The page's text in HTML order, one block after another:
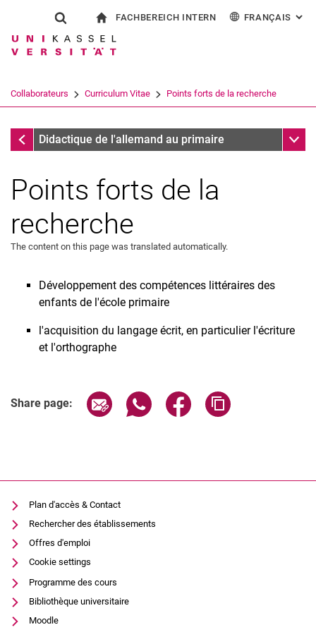
Jump directly to: content
Jump directly to: search
Jump directly to: main
Show search form
Search term
Search (opens an external link in a
FACHBEREICH INTERN FRANÇAIS :
Collaborateurs Curriculum Vitae Points forts de la recherche
Curriculum Vitae
Didactique de l'allemand au primaire Sub
Dr. Christine Ansari
Lukas Janzon
Annika Krug
Astrid Marx-van-Haaren
Points forts de la
recherche
The content on this page was translated automatically.
Développement des compétences littéraires des
enfants de l'école primaire
l'acquisition du langage écrit, en particulier l'écriture
et l'orthographe
Share page: Share page via email
Share page via WhatsApp
Share page via
Plan d'accès & Contact
Rechercher des établissements
Offres d'emploi
Cookie settings
Programme des cours
Bibliothèque universitaire
Moodle